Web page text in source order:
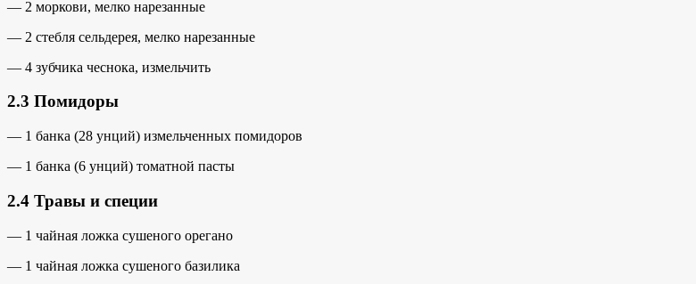
— 2 моркови, мелко нарезанные
— 2 стебля сельдерея, мелко нарезанные
— 4 зубчика чеснока, измельчить
2.3 Помидоры
— 1 банка (28 унций) измельченных помидоров
— 1 банка (6 унций) томатной пасты
2.4 Травы и специи
— 1 чайная ложка сушеного орегано
— 1 чайная ложка сушеного базилика